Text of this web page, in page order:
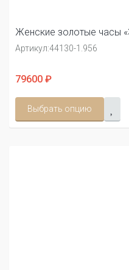
Женские золотые часы
Артикул:44130-1.956
79600 ₽
Выбрать опцию